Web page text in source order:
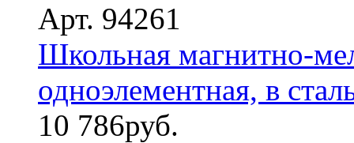
Арт. 94261
Школьная магнитно-
одноэлементная, в
10 786руб.